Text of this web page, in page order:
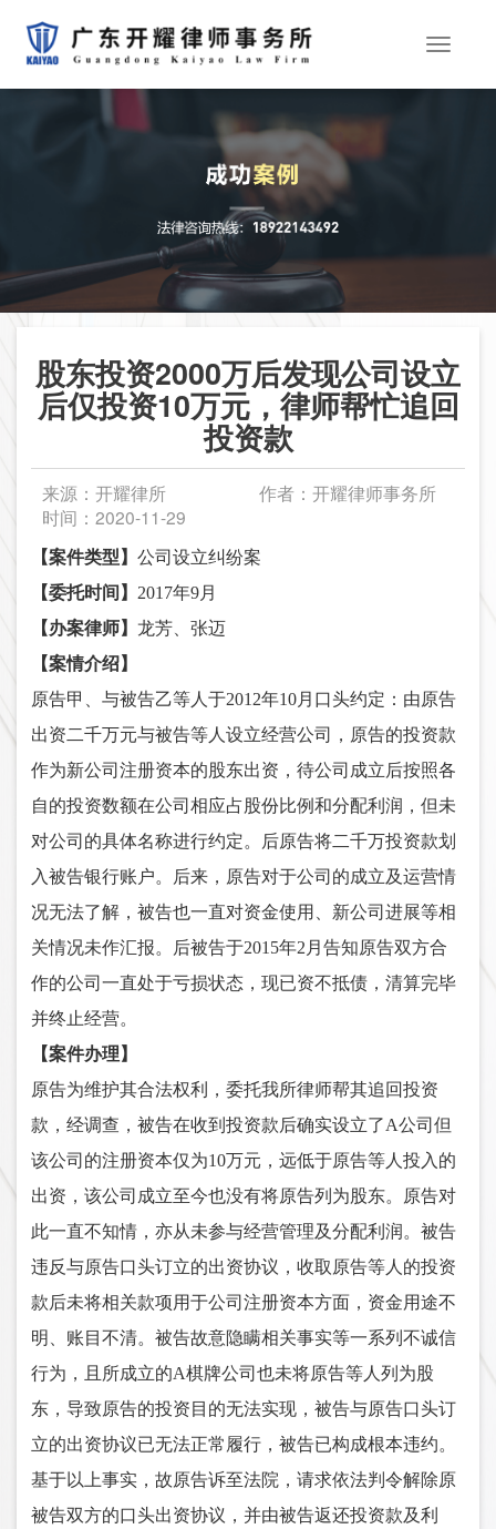
首
股东投资2000万后发现公司设立
后仅投资10万元，律师帮忙追回
投资款
来源：开耀律所
作者：开耀律师事务所
时间：2020-11-29
【案件类型】公司设立纠纷案
【委托时间】 2017年9月
【办案律师】龙芳、张迈
【案情介绍】
原告甲、与被告乙等人于2012年10月口头约定：由原告
出资二千万元与被告等人设立经营公司，原告的投资款
作为新公司注册资本的股东出资，待公司成立后按照各
自的投资数额在公司相应占股份比例和分配利润，但未
对公司的具体名称进行约定。后原告将二千万投资款划
入被告银行账户。后来，原告对于公司的成立及运营情
况无法了解，被告也一直对资金使用、新公司进展等相
关情况未作汇报。后被告于2015年2月告知原告双方合
作的公司一直处于亏损状态，现已资不抵债，清算完毕
并终止经营。
【案件办理】
原告为维护其合法权利，委托我所律师帮其追回投资
款，经调查，被告在收到投资款后确实设立了A公司但
该公司的注册资本仅为10万元，远低于原告等人投入的
出资，该公司成立至今也没有将原告列为股东。原告对
此一直不知情，亦从未参与经营管理及分配利润。被告
违反与原告口头订立的出资协议，收取原告等人的投资
款后未将相关款项用于公司注册资本方面，资金用途不
明、账目不清。被告故意隐瞒相关事实等一系列不诚信
行为，且所成立的A棋牌公司也未将原告等人列为股
东，导致原告的投资目的无法实现，被告与原告口头订
立的出资协议已无法正常履行，被告已构成根本违约。
基于以上事实，故原告诉至法院，请求依法判令解除原
被告双方的口头出资协议，并由被告返还投资款及利